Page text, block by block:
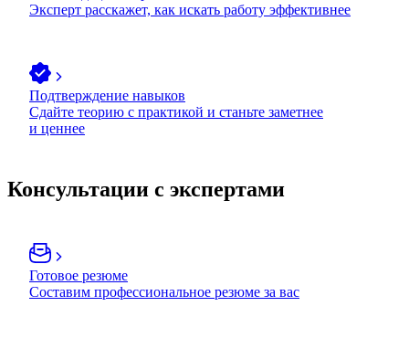
Эксперт расскажет, как искать работу эффективнее
Подтверждение навыков
Сдайте теорию с практикой и станьте заметнее
и ценнее
Консультации с экспертами
Готовое резюме
Составим профессиональное резюме за вас